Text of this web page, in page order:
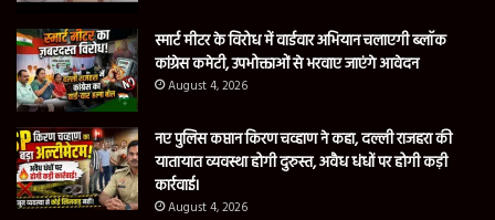
स्मार्ट मीटर के विरोध में वार्डवार अभियान चलाएगी ब्लॉक
कांग्रेस कमेटी, उपभोक्ताओं से भरवाए जाएंगे आवेदन
August 4, 2026
नए पुलिस कप्तान किरण चव्हाण ने कहा, दल्ली राजहरा की
यातायात व्यवस्था होगी दुरुस्त, अवैध धंधों पर होगी कड़ी
कार्रवाई।
August 4, 2026